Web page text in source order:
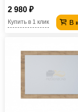
2 980 ₽
В
Купить в 1 клик